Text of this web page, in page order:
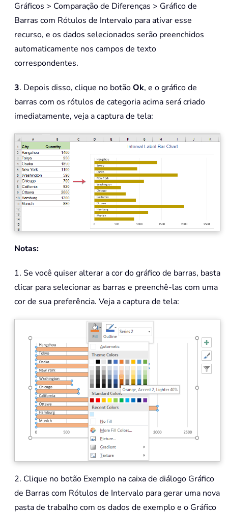
Gráficos > Comparação de Diferenças > Gráfico de
Barras com Rótulos de Intervalo para ativar esse
recurso, e os dados selecionados serão preenchidos
automaticamente nos campos de texto
correspondentes.
3. Depois disso, clique no botãoOk, e o gráfico de
barras com os rótulos de categoria acima será criado
imediatamente, veja a captura de tela:
Notas:
1. Se você quiser alterar a cor do gráfico de barras, basta
clicar para selecionar as barras e preenchê-las com uma
cor de sua preferência. Veja a captura de tela:
2. Clique no botão Exemplo na caixa de diálogo Gráfico
de Barras com Rótulos de Intervalo para gerar uma nova
pasta de trabalho com os dados de exemplo e o Gráfico